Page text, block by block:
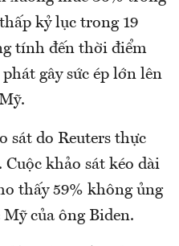
kỷ lục trong 19
tính đến thời điểm
gây sức ép lớn lên
sát do Reuters thực
Cuộc khảo sát kéo dài
thấy 59% không ủng
của ông Biden.